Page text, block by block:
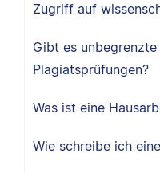
Zugriff auf
Gibt es
Plagiatsprüfungen?
Was ist eine
Wie schreibe ich